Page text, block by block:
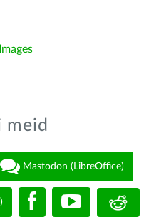
meid
Mastodon (LibreOffice)